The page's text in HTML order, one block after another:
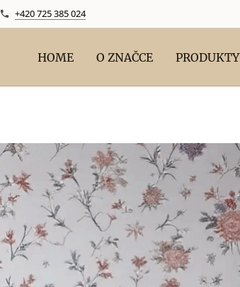
+420 725 385 024
HOME O ZNAČCE PRODUKTY